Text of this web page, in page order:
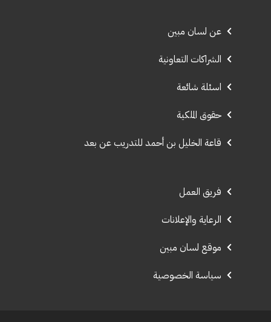
عن لسان مبين
الشراكات التعاونية
اسئلة شائعة
حقوق الملكية
قاعة الخليل بن أحمد للتدريب عن بعد
فريق العمل
الرعاية والإعلانات
موقع لسان مبين
سياسة الخصوصية